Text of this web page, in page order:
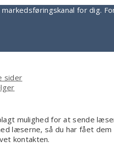
sider
for dig.
mulighed for at sende
læserne, så du har fået
kontakten.